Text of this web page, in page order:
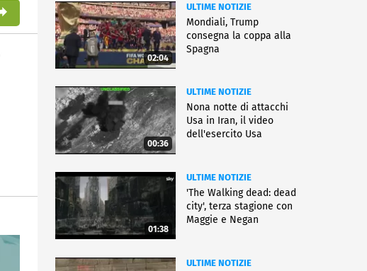
02:04
ULTIME NOTIZIE
Mondiali, Trump
consegna la coppa alla
Spagna
00:36
ULTIME NOTIZIE
Nona notte di attacchi
Usa in Iran, il video
dell'esercito Usa
01:38
ULTIME NOTIZIE
'The Walking dead: dead
city', terza stagione con
Maggie e Negan
ULTIME NOTIZIE